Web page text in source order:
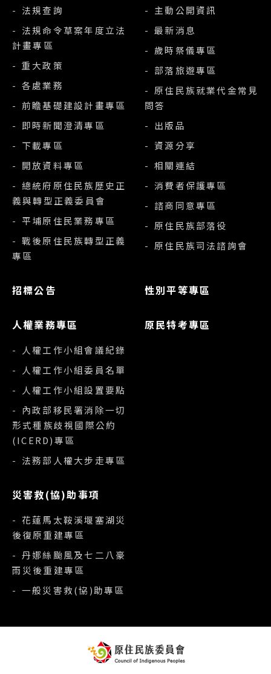
- 法規查詢
- 法規命令草案年度立法
計畫專區
- 重大政策
- 各處業務
- 前瞻基礎建設計畫專區
- 即時新聞澄清專區
- 下載專區
- 開放資料專區
- 總統府原住民族歷史正
義與轉型正義委員會
- 平埔原住民業務專區
- 戰後原住民族轉型正義
專區
- 主動公開資訊
- 最新消息
- 歲時祭儀專區
- 部落旅遊專區
- 原住民族就業代金常見
問答
- 出版品
- 資源分享
- 相關連結
- 消費者保護專區
- 諮商同意專區
- 原住民族部落役
- 原住民族司法諮詢會
招標公告 性別平等專區
人權業務專區
- 人權工作小組會議紀錄
- 人權工作小組委員名單
- 人權工作小組設置要點
- 內政部移民署消除一切
形式種族歧視國際公約
(ICERD)專區
- 法務部人權大步走專區
原民特考專區
災害救(協)助事項
- 花蓮馬太鞍溪堰塞湖災
後復原重建專區
- 丹娜絲颱風及七二八豪
雨災後重建專區
- 一般災害救(協)助專區